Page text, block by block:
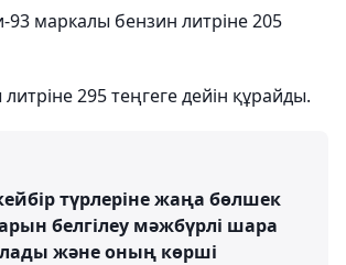
маркалы бензин литріне 205
295 теңгеге дейін құрайды.
түрлеріне жаңа бөлшек
белгілеу мәжбүрлі шара
және оның көрші